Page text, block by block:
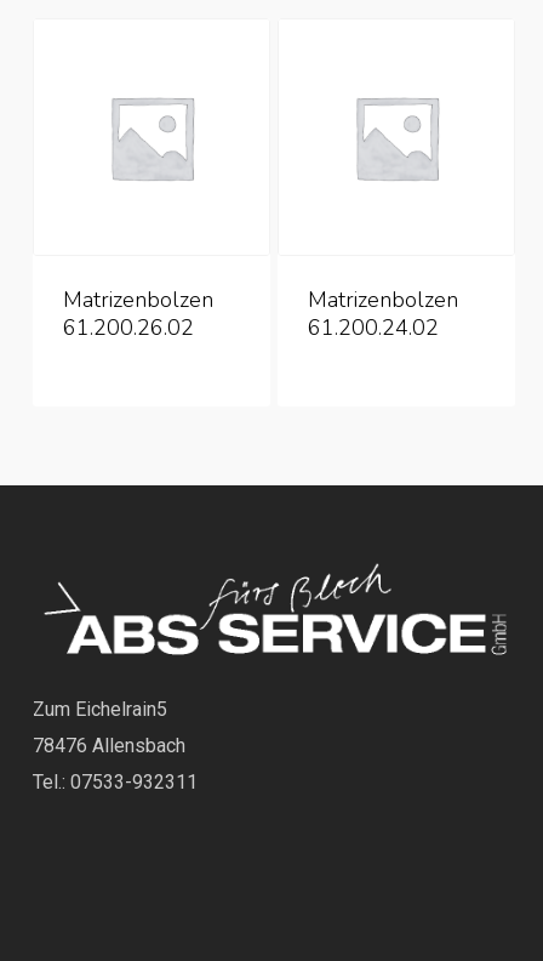
Matrizenbolzen
61.200.26.02
Matrizenbolzen
61.200.24.02
Zum Eichelrain5
78476 Allensbach
Tel.: 07533-932311